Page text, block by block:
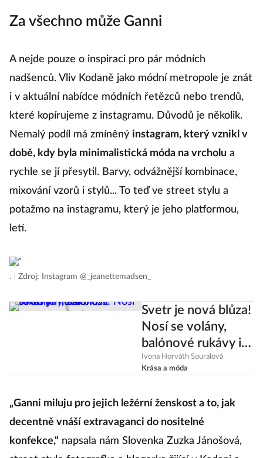
Za všechno může Ganni
A nejde pouze o inspiraci pro pár módních
nadšenců. Vliv Kodaně jako módní metropole je znát
i v aktuální nabídce módních řetězců nebo trendů,
které kopírujeme z instagramu. Důvodů je několik.
Nemalý podíl má zmíněný instagram, který vznikl v
době, kdy byla minimalistická móda na vrcholu a
rychle se jí přesytil. Barvy, odvážnější kombinace,
mixování vzorů i stylů... To teď ve street stylu a
potažmo na instagramu, který je jeho platformou,
letí.
. Zdroj: Instagram @_jeanettemadsen_
Svetr je nová blůza!
Nosí se volány,
balónové rukávy i
mašle
Ivona Horváth Souralová
Krása a móda
„Ganni miluju pro jejich ležérní ženskost a to, jak
decentně vnáší extravaganci do nositelné
konfekce,“ napsala nám Slovenka Zuzka Jánošová,